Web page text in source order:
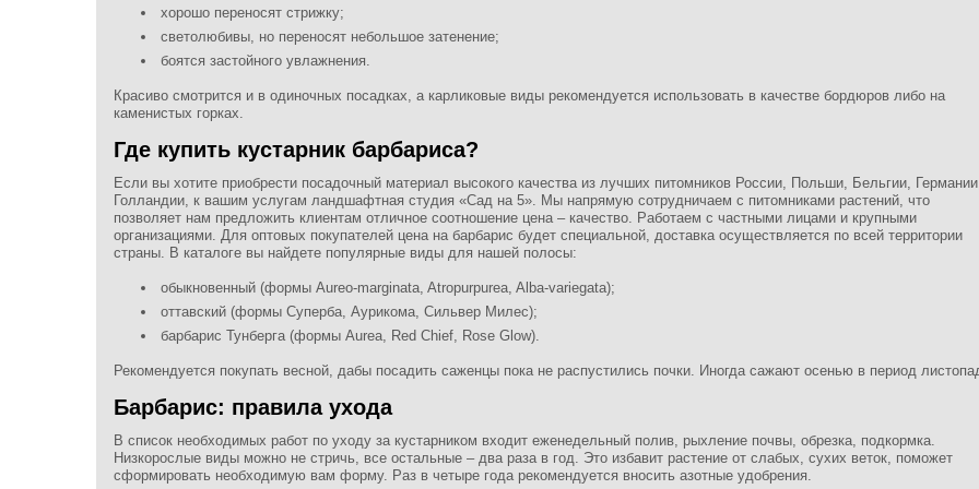
хорошо переносят стрижку;
светолюбивы, но переносят небольшое затенение;
боятся застойного увлажнения.
Красиво смотрится и в одиночных посадках, а карликовые виды рекомендуется использовать в качестве бордюров либо на
каменистых горках.
Где купить кустарник барбариса?
Если вы хотите приобрести посадочный материал высокого качества из лучших питомников России, Польши, Бельгии, Германии,
Голландии, к вашим услугам ландшафтная студия «Сад на 5». Мы напрямую сотрудничаем с питомниками растений, что
позволяет нам предложить клиентам отличное соотношение цена – качество. Работаем с частными лицами и крупными
организациями. Для оптовых покупателей цена на барбарис будет специальной, доставка осуществляется по всей территории
страны. В каталоге вы найдете популярные виды для нашей полосы:
обыкновенный (формы Aureo-marginata, Atropurpurea, Alba-variegata);
оттавский (формы Суперба, Аурикома, Сильвер Милес);
барбарис Тунберга (формы Aurea, Red Chief, Rose Glow).
Рекомендуется покупать весной, дабы посадить саженцы пока не распустились почки. Иногда сажают осенью в период
Барбарис: правила ухода
В список необходимых работ по уходу за кустарником входит еженедельный полив, рыхление почвы, обрезка, подкормка.
Низкорослые виды можно не стричь, все остальные – два раза в год. Это избавит растение от слабых, сухих веток, поможет
сформировать необходимую вам форму. Раз в четыре года рекомендуется вносить азотные удобрения.